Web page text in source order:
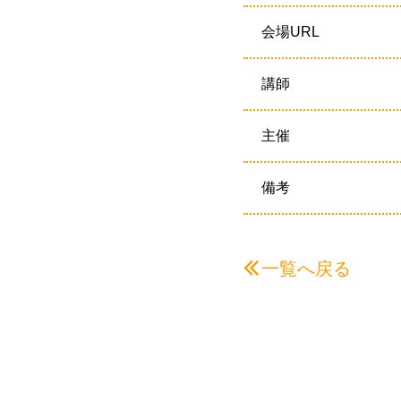
会場URL
講師
主催
備考
一覧へ戻る